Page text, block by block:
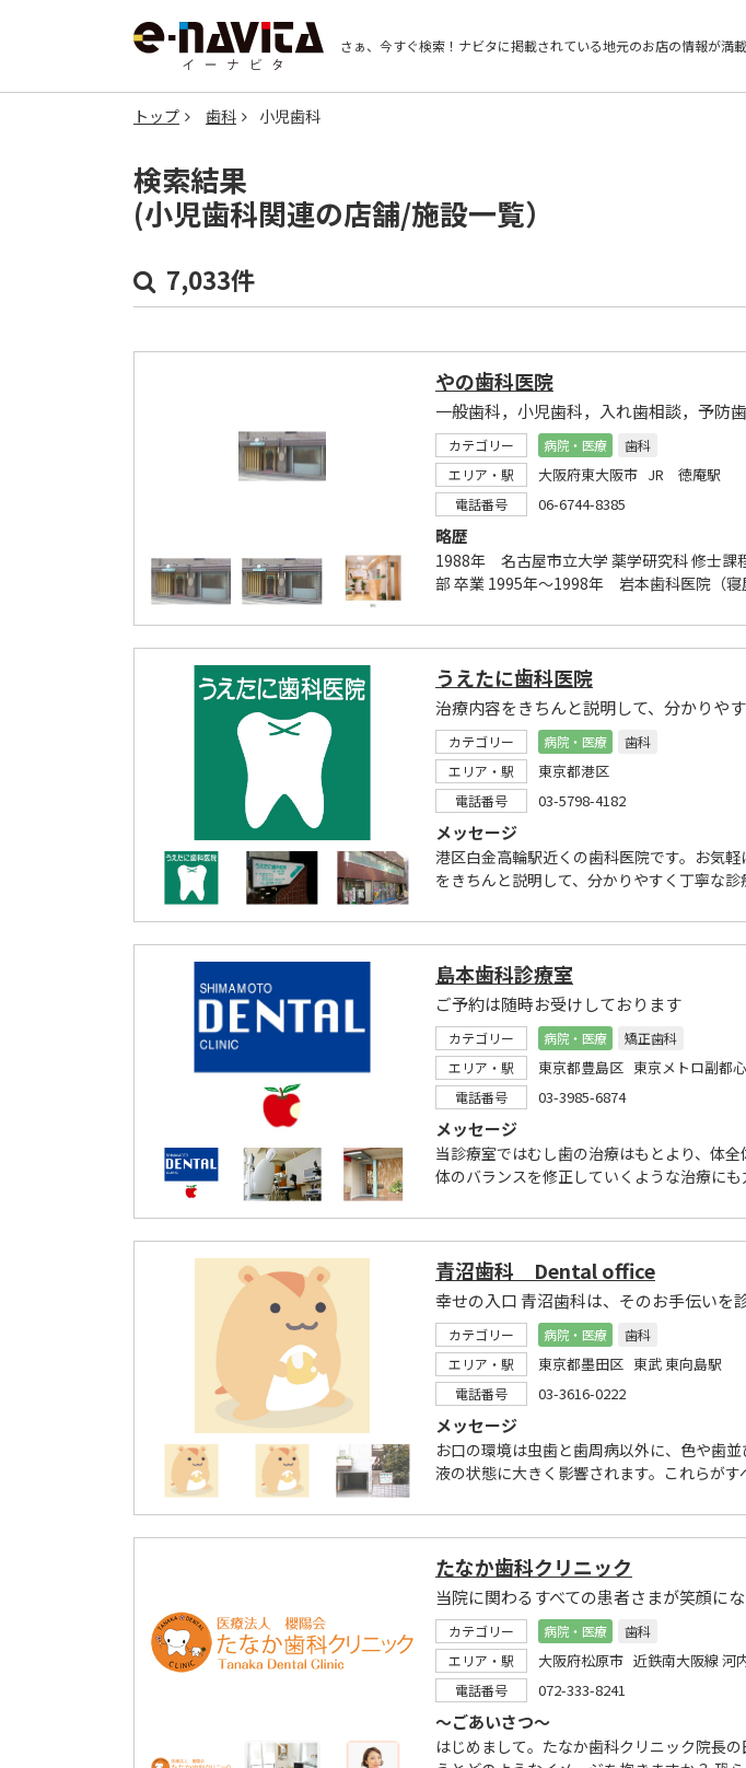
さぁ、今すぐ検索！ ナビタに掲載されている地元のお店の情報が満載
トップ 歯科 小児歯科
検索結果
(小児歯科関連の店舗/施設一覧）
7,033件
やの歯科医院
一般歯科，小児歯科，入れ歯相談，予防
カテゴリー 病院・医療
歯科
エリア・駅
大阪府東大阪市 JR 徳庵駅
電話番号 06-6744-8385
略歴
1988年 名古屋市立大学 薬学研究科 修士
部 卒業 1995年～1998年 岩本歯科医院（寝
うえたに歯科医院
カテゴリー 病院・医療
歯科
エリア・駅
東京都港区
電話番号 03-5798-4182
メッセージ
港区白金高輪駅近くの歯科医院です。お気
をきちんと説明して、分かりやすく丁寧な診
島本歯科診療室
ご予約は随時お受けしております
カテゴリー 病院・医療
矯正歯科
エリア・駅
東京都豊島区 東京メトロ副都
電話番号 03-3985-6874
メッセージ
当診療室ではむし歯の治療はもとより、体
体のバランスを修正していくような治療に
青沼歯科 Dental office
幸せの入口 青沼歯科は、そのお手伝いを
カテゴリー 病院・医療
歯科
エリア・駅
東京都墨田区 東武 東向島駅
電話番号 03-3616-0222
メッセージ
お口の環境は虫歯と歯周病以外に、色や歯
液の状態に大きく影響されます。これらがす
たなか歯科クリニック
カテゴリー 病院・医療
歯科
エリア・駅
大阪府松原市 近鉄南大阪線 河
電話番号 072-333-8241
～ごあいさつ～
はじめまして。たなか歯科クリニック院長